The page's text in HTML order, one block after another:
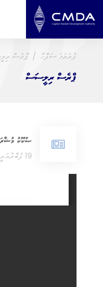
ފުރަތަމަ ސަފްހާ ޕްރެސް
ޕްރެސް ރިލީސަސް
ޞުކޫކު
19 ފެބްރުއަރީ 2023